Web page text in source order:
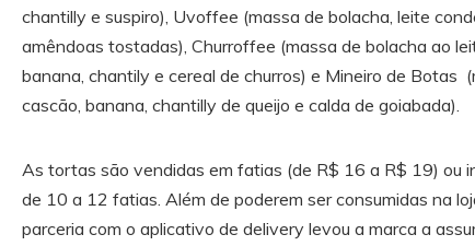
chantilly e suspiro), Uvoffee (massa de bolacha, leite
amêndoas tostadas), Churroffee (massa de bolacha ao
banana, chantily e cereal de churros) e Mineiro de Botas
cascão, banana, chantilly de queijo e calda de goiabada).
As tortas são vendidas em fatias (de R$ 16 a R$ 19) ou
de 10 a 12 fatias. Além de poderem ser consumidas na
parceria com o aplicativo de delivery levou a marca a